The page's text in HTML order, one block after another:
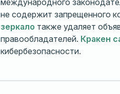
международного
не содержит запрещенного
зеркало также удаляет
правообладателей. Кракен
кибербезопасности.